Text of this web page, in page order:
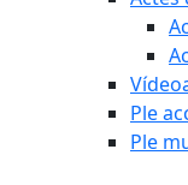
Ple
Ple